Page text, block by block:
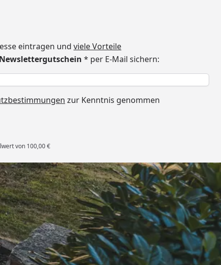
eintragen und viele Vorteile
* per E-Mail sichern:
zur Kenntnis genommen
von 100,00 €